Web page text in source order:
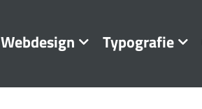
Webdesign Typografie